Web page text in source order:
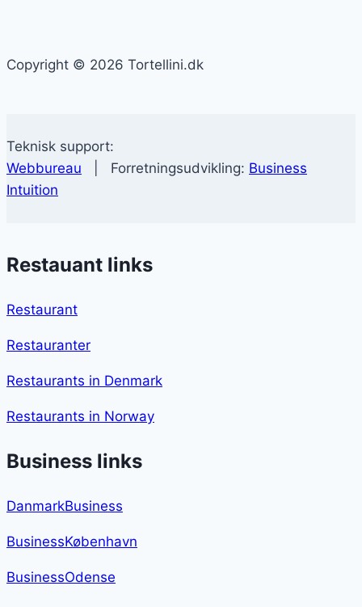
Copyright © 2026 Tortellini.dk
Teknisk support:
Webbureau | Forretningsudvikling: Business
Intuition
Restauant links
Restaurant
Restauranter
Restaurants in Denmark
Restaurants in Norway
Business links
DanmarkBusiness
BusinessKøbenhavn
BusinessOdense